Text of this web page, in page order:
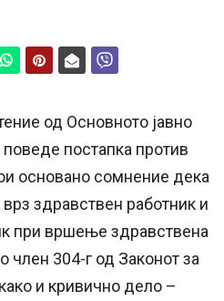
од Основното јавно
постапка против
основано сомнение дека
здравствен работник и
при вршење здравствена
член 304-г од Законот за
и кривично дело –